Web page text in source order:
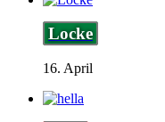
Locke
16. April